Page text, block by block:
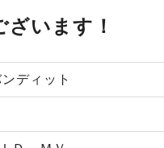
ざいます！
ディット